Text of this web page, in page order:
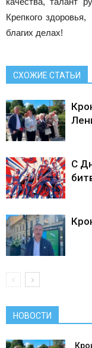
Крепкого
благих делах!
СХОЖИЕ СТАТЬИ
С
НОВОСТИ